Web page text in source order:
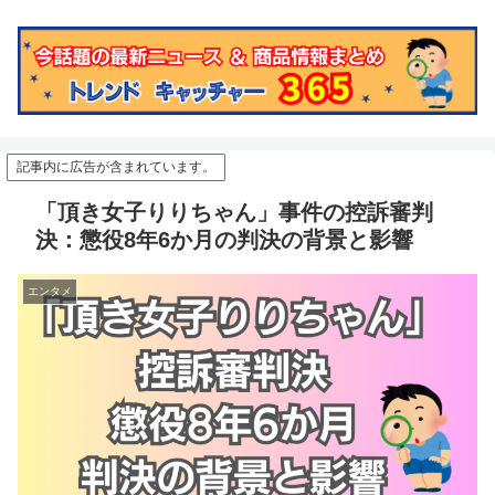
記事内に広告が含まれています。
「頂き女子りりちゃん」事件の控訴審判
決：懲役8年6か月の判決の背景と影響
エンタメ